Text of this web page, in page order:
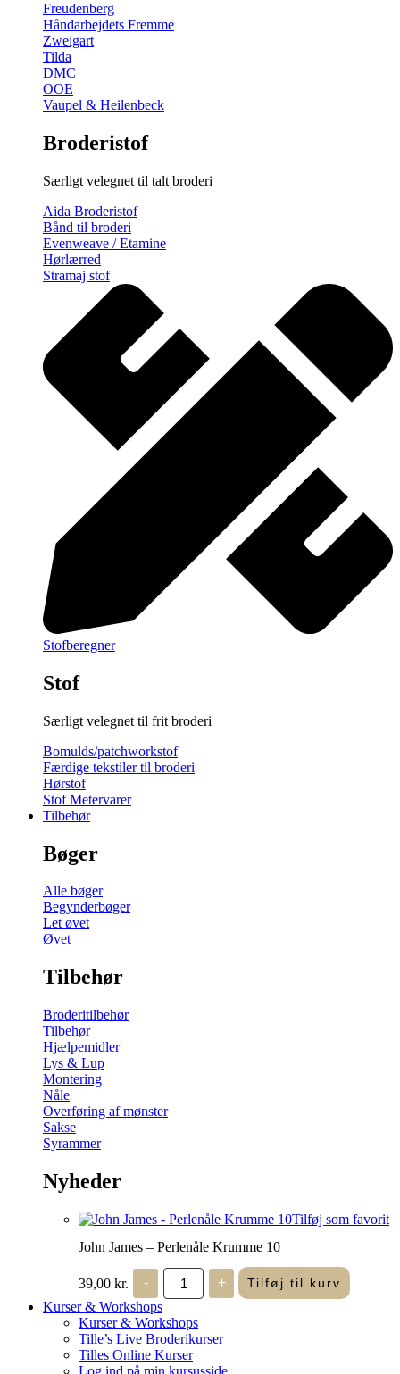
Freudenberg
Håndarbejdets Fremme
Zweigart
Tilda
DMC
OOE
Vaupel & Heilenbeck
Broderistof
Særligt velegnet til talt broderi
Aida Broderistof
Bånd til broderi
Evenweave / Etamine
Hørlærred
Stramaj stof
Stofberegner
Stof
Særligt velegnet til frit broderi
Bomulds/patchworkstof
Færdige tekstiler til broderi
Hørstof
Stof Metervarer
Tilbehør
Bøger
Alle bøger
Begynderbøger
Let øvet
Øvet
Tilbehør
Broderitilbehør
Tilbehør
Hjælpemidler
Lys & Lup
Montering
Nåle
Overføring af mønster
Sakse
Syrammer
Nyheder
Tilføj som favorit
John James – Perlenåle Krumme 10
39,00 kr. -
John
James
-
Perlenåle
Krumme
10
antal
+ Tilføj til kurv
Kurser & Workshops
Kurser & Workshops
Tille’s Live Broderikurser
Tilles Online Kurser
Log ind på min kursusside